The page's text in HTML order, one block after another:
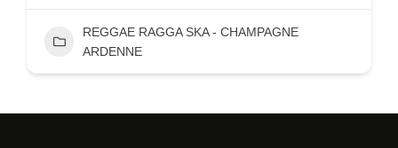
REGGAE RAGGA SKA - CHAMPAGNE
ARDENNE